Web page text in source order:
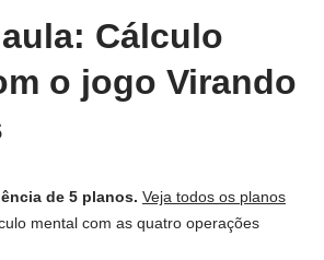
Cálculo
o jogo Virando
de 5 planos. Veja todos os planos
mental com as quatro operações